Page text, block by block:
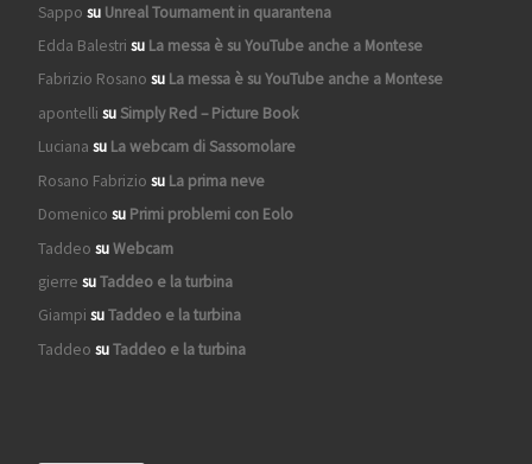
Sappo su Unreal Tournament in quarantena
Edda Balestri su La messa è su YouTube anche a Montese
Fabrizio Rosano su La messa è su YouTube anche a Montese
apontelli suSimply Red – Picture Book
Luciana su La webcam di Sassomolare
Rosano Fabrizio su La prima neve
Domenico su Primi problemi con Eolo
Taddeo suWebcam
gierre suTaddeo e la turbina
Giampi suTaddeo e la turbina
Taddeo suTaddeo e la turbina